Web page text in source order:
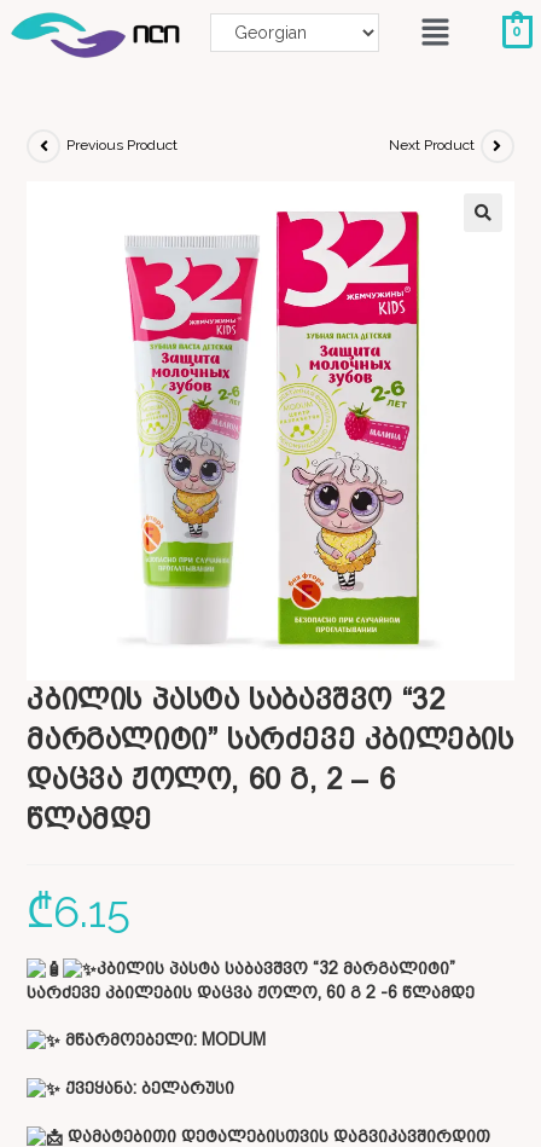
0
Previous Product Next Product
კბილის პასტა საბავშვო “32
მარგალიტი” სარძევე კბილების
დაცვა ჟოლო, 60 გ, 2 – 6
წლამდე
₾6.15
კბილის პასტა საბავშვო “32 მარგალიტი”
სარძევე კბილების დაცვა ჟოლო, 60 გ2 -6 წლამდე
მწარმოებელი: MODUM
ქვეყანა: ბელარუსი
დამატებითი დეტალებისთვის დაგვიკავშირდით